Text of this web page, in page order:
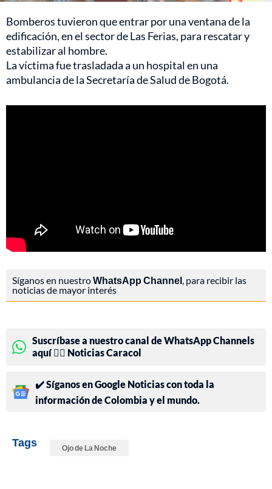
Bomberos tuvieron que entrar por una ventana de la
edificación, en el sector de Las Ferias, para rescatar y
estabilizar al hombre.
La víctima fue trasladada a un hospital en una
ambulancia de la Secretaría de Salud de Bogotá.
Síganos en nuestroWhatsApp Channel, para recibir las
noticias de mayor interés
Suscríbase a nuestro canal de WhatsApp Channels
aquí 👉🏻 Noticias Caracol
✔️ Síganos en Google Noticias con toda la
información de Colombia y el mundo.
Tags Ojo de La Noche